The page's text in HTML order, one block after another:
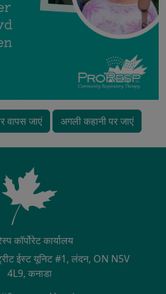
वापस जाएं अगली कहानी पर जाएं
कॉर्पोरेट कार्यालय
ईस्ट यूनिट #1, लंदन, ON N5V
4L9, कनाडा